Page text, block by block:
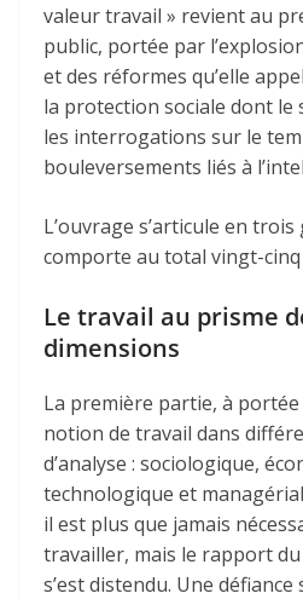
valeur travail » revient au
public, portée par
et des réformes qu’elle
la protection sociale dont le
les interrogations sur le
bouleversements liés à
L’ouvrage s’articule en
comporte au total vingt-
Le travail au prisme
dimensions
La première partie, à
notion de travail dans
d’analyse : sociologique,
technologique et
il est plus que jamais
travailler, mais le rapport
s’est distendu. Une défiance